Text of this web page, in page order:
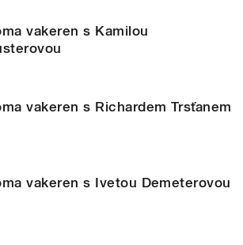
vakeren s Kamilou
vakeren s Richardem Trsťanem
vakeren s Ivetou Demeterovou